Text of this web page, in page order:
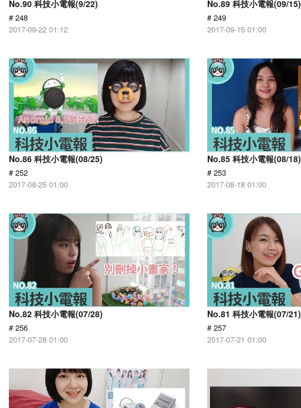
No.90 科技小電報(9/22)
# 248
2017-09-22 01:12
No.89 科技小電報(09/15)
# 249
2017-09-15 01:00
No.86 科技小電報(08/25)
# 252
2017-08-25 01:00
No.85 科技小電報(08/18)
# 253
2017-08-18 01:00
No.82 科技小電報(07/28)
# 256
2017-07-28 01:00
No.81 科技小電報(07/21)
# 257
2017-07-21 01:00